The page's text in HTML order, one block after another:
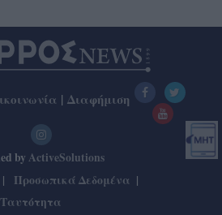
| Διαφήμιση
byActiveSolutions
Προσωπικά Δεδομένα
Ταυτότητα